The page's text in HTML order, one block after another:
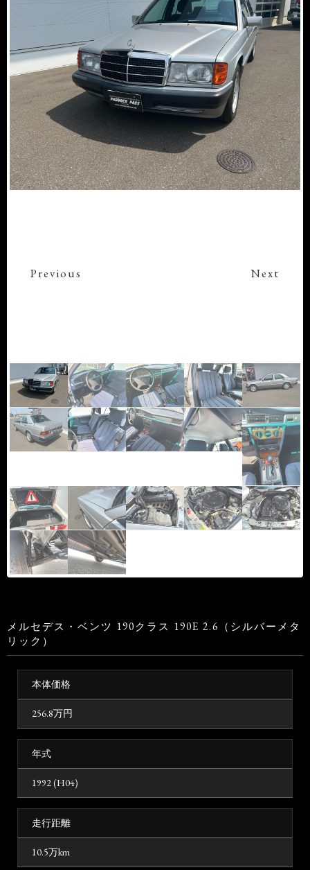
Previous Next
メルセデス・ベンツ 190クラス 190E 2.6（シルバーメタ
リック）
本体価格
256.8万円
年式
1992 (H04)
走行距離
10.5万km